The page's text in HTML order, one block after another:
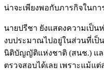
น่าจะเพียงพอกับภารกิจในก
นายปรีชา ยังแสดงความเป็น
งบประมาณไปอยู่ในส่วนที่เป็
นิติบัญญัติแห่งชาติ (สนช.) แล
ตรวจสอบได้เลย เพราะแม้แ